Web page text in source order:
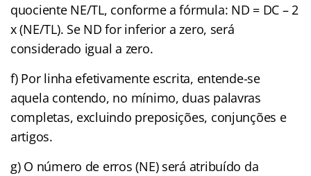
quociente NE/TL, conforme a fórmula: ND = DC – 2
x (NE/TL). Se ND for inferior a zero, será
considerado igual a zero.
f) Por linha efetivamente escrita, entende-se
aquela contendo, no mínimo, duas palavras
completas, excluindo preposições, conjunções e
artigos.
g) O número de erros (NE) será atribuído da